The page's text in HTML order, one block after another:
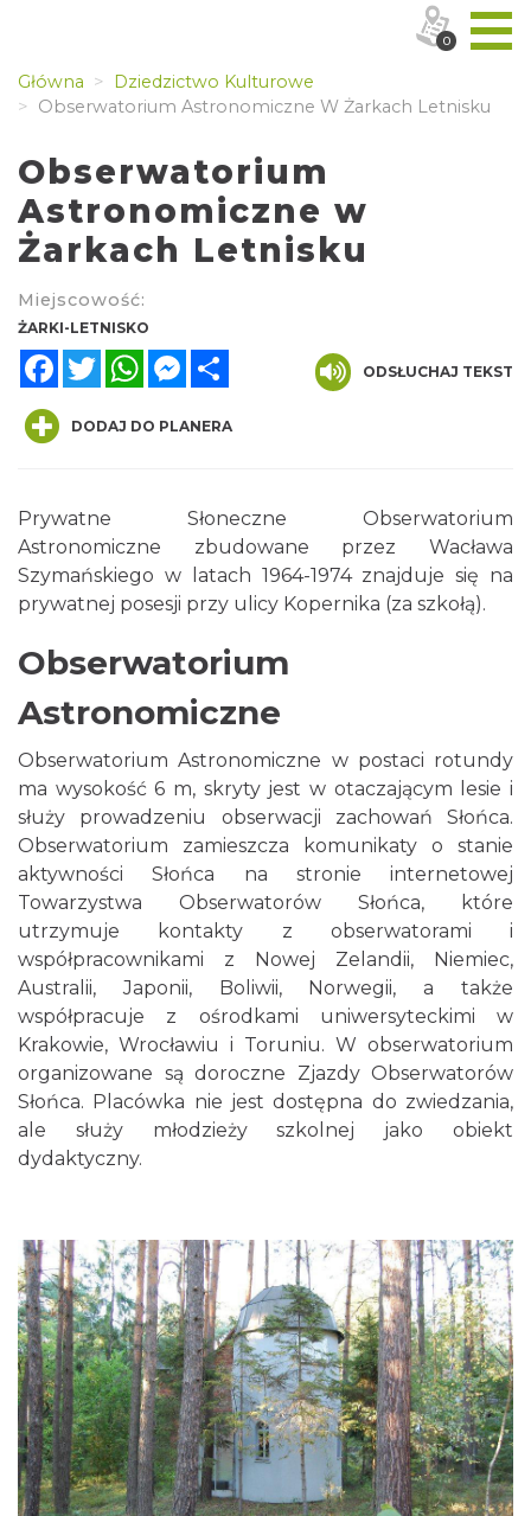
Główna
Dziedzictwo Kulturowe
Obserwatorium Astronomiczne W Żarkach Letnisku
Obserwatorium
Astronomiczne w
Żarkach Letnisku
Miejscowość:
ŻARKI-LETNISKO
FacebookTwitterWhatsAppMessenger
ODSŁUCHAJ TEKST
DODAJ DO PLANERA
Prywatne Słoneczne Obserwatorium
Astronomiczne zbudowane przez Wacława
Szymańskiego w latach 1964-1974 znajduje się na
prywatnej posesji przy ulicy Kopernika (za szkołą).
Obserwatorium
Astronomiczne
Obserwatorium Astronomiczne w postaci rotundy
ma wysokość 6 m, skryty jest w otaczającym lesie i
służy prowadzeniu obserwacji zachowań Słońca.
Obserwatorium zamieszcza komunikaty o stanie
aktywności Słońca na stronie internetowej
Towarzystwa Obserwatorów Słońca, które
utrzymuje kontakty z obserwatorami i
współpracownikami z Nowej Zelandii, Niemiec,
Australii, Japonii, Boliwii, Norwegii, a także
współpracuje z ośrodkami uniwersyteckimi w
Krakowie, Wrocławiu i Toruniu. W obserwatorium
organizowane są doroczne Zjazdy Obserwatorów
Słońca. Placówka nie jest dostępna do zwiedzania,
ale służy młodzieży szkolnej jako obiekt
dydaktyczny.
0